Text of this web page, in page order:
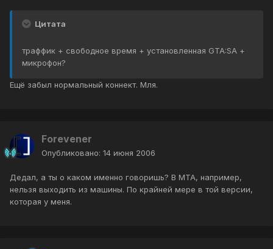
Цитата
траффик + свободное время + установленная GTA:SA +
микрофон?
Ещё забыл нормальный коннект. Мля.
Forevener
Опубликовано: 14 июня 2006
Дедал, а ты о каком именно говоришь? В MTA, например,
нельзя выходить из машины. По крайней мере в той версии,
которая у меня.